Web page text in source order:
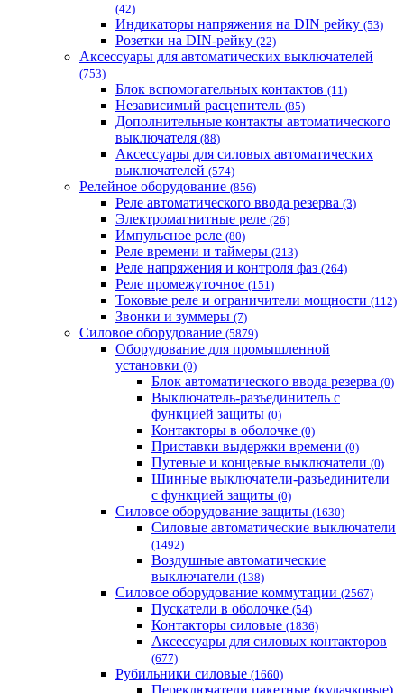
(42)
Индикаторы напряжения на DIN рейку (53)
Розетки на DIN-рейку (22)
Аксессуары для автоматических выключателей
(753)
Блок вспомогательных контактов (11)
Независимый расцепитель (85)
Дополнительные контакты автоматического
выключателя (88)
Аксессуары для силовых автоматических
выключателей (574)
Релейное оборудование (856)
Реле автоматического ввода резерва (3)
Электромагнитные реле (26)
Импульсное реле (80)
Реле времени и таймеры (213)
Реле напряжения и контроля фаз (264)
Реле промежуточное (151)
Токовые реле и ограничители мощности (112)
Звонки и зуммеры (7)
Силовое оборудование (5879)
Оборудование для промышленной
установки (0)
Блок автоматического ввода резерва (0)
Выключатель-разъединитель с
функцией защиты (0)
Контакторы в оболочке (0)
Приставки выдержки времени (0)
Путевые и концевые выключатели (0)
Шинные выключатели-разъединители
с функцией защиты (0)
Силовое оборудование защиты (1630)
Силовые автоматические выключатели
(1492)
Воздушные автоматические
выключатели (138)
Силовое оборудование коммутации (2567)
Пускатели в оболочке (54)
Контакторы силовые (1836)
Аксессуары для силовых контакторов
(677)
Рубильники силовые (1660)
Переключатели пакетные (кулачковые)